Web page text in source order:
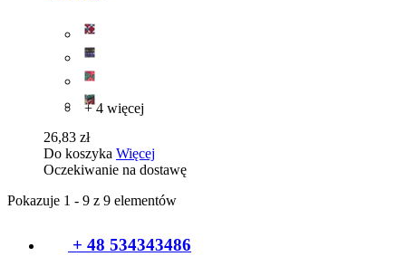
+ 4 więcej
26,83 zł
Do koszyka Więcej
Oczekiwanie na dostawę
Pokazuje 1 - 9 z 9 elementów
+ 48 534343486